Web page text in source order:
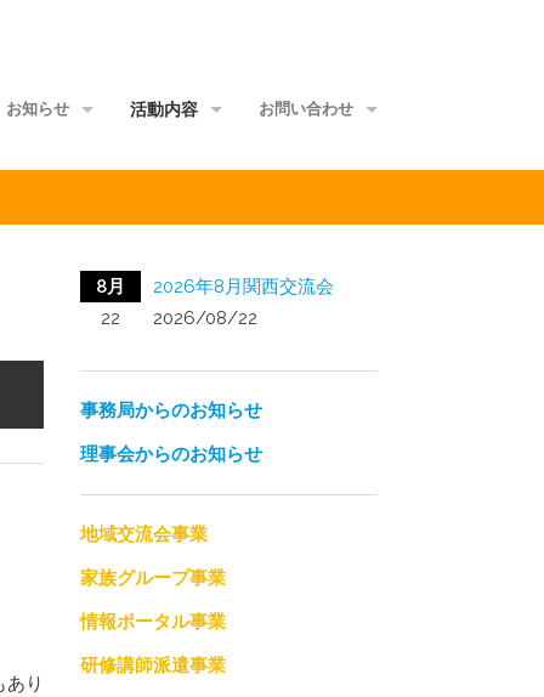
お知らせ
メールマガジン
正会員ML
活動内容
情報ポータル事業
啓発媒体作成事業
当事者研究事業
調査協力支援事業
性別欄再考事業
お問い合わせ
り
8月
22
2026年8月関西交流会
2026/08/22
事務局からのお知らせ
理事会からのお知らせ
地域交流会事業
家族グループ事業
情報ポータル事業
研修講師派遣事業